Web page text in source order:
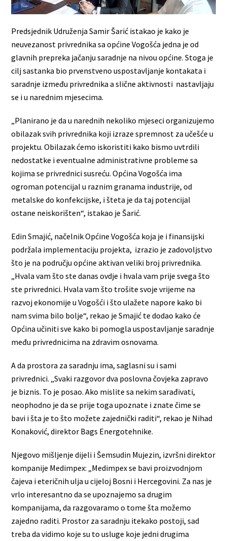
Predsjednik Udruženja Samir Šarić istakao je kako je
neuvezanost privrednika sa općine Vogošća jedna je od
glavnih prepreka jačanju saradnje na nivou općine. Stoga je
cilj sastanka bio prvenstveno uspostavljanje kontakata i
saradnje između privrednika a slične aktivnosti nastavljaju
se i u narednim mjesecima.
„Planirano je da u narednih nekoliko mjeseci organizujemo
obilazak svih privrednika koji izraze spremnost za učešće u
projektu. Obilazak ćemo iskoristiti kako bismo uvtrdili
nedostatke i eventualne administrativne probleme sa
kojima se privrednici susreću. Općina Vogošća ima
ogroman potencijal u raznim granama industrije, od
metalske do konfekcijske, i šteta je da taj potencijal
ostane neiskorišten“, istakao je Šarić.
Edin Smajić, načelnik Općine Vogošća koja je i finansijski
podržala implementaciju projekta, izrazio je zadovoljstvo
što je na području općine aktivan veliki broj privrednika.
„Hvala vam što ste danas ovdje i hvala vam prije svega što
ste privrednici. Hvala vam što trošite svoje vrijeme na
razvoj ekonomije u Vogošći i što ulažete napore kako bi
nam svima bilo bolje“, rekao je Smajić te dodao kako će
Općina učiniti sve kako bi pomogla uspostavljanje saradnje
među privrednicima na zdravim osnovama.
A da prostora za saradnju ima, saglasni su i sami
privrednici. „Svaki razgovor dva poslovna čovjeka zapravo
je biznis. To je posao. Ako mislite sa nekim sarađivati,
neophodno je da se prije toga upoznate i znate čime se
bavi i šta je to što možete zajednički raditi“, rekao je Nihad
Konaković, direktor Bags Energotehnike.
Njegovo mišljenje dijeli i Šemsudin Mujezin, izvršni direktor
kompanije Medimpex: „Medimpex se bavi proizvodnjom
čajeva i eteričnih ulja u cijeloj Bosni i Hercegovini. Za nas je
vrlo interesantno da se upoznajemo sa drugim
kompanijama, da razgovaramo o tome šta možemo
zajedno raditi. Prostor za saradnju itekako postoji, sad
treba da vidimo koje su to usluge koje jedni drugima